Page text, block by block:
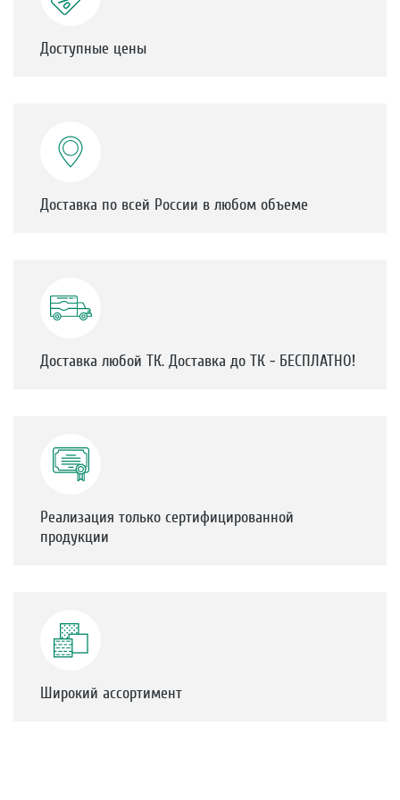
Доступные цены
Доставка по всей России в любом объеме
Доставка любой ТК. Доставка до ТК - БЕСПЛАТНО!
Реализация только сертифицированной
продукции
Широкий ассортимент